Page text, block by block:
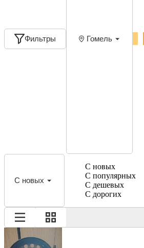
Фильтры Гомель
С новых
С новых
С популярных
С дешевых
С дорогих